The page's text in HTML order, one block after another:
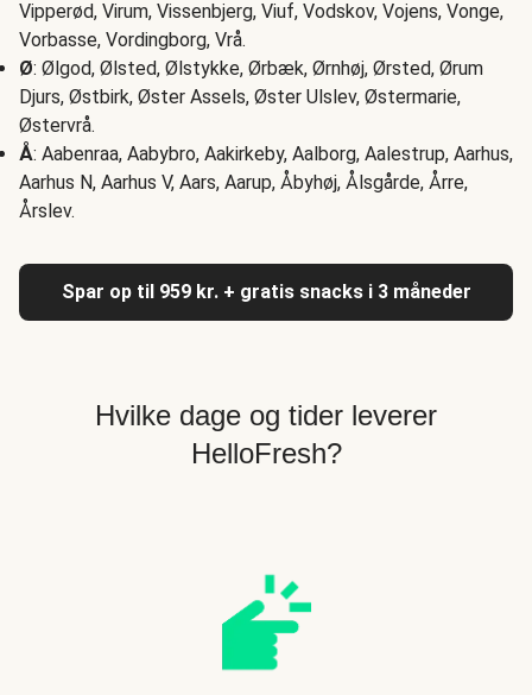
Vipperød, Virum, Vissenbjerg, Viuf, Vodskov, Vojens, Vonge,
Vorbasse, Vordingborg, Vrå.
Ø: Ølgod, Ølsted, Ølstykke, Ørbæk, Ørnhøj, Ørsted, Ørum
Djurs, Østbirk, Øster Assels, Øster Ulslev, Østermarie,
Østervrå.
Å: Aabenraa, Aabybro, Aakirkeby, Aalborg, Aalestrup, Aarhus,
Aarhus N, Aarhus V, Aars, Aarup, Åbyhøj, Ålsgårde, Årre,
Årslev.
Spar op til 959 kr. + gratis snacks i 3 måneder
Hvilke dage og tider leverer
HelloFresh?